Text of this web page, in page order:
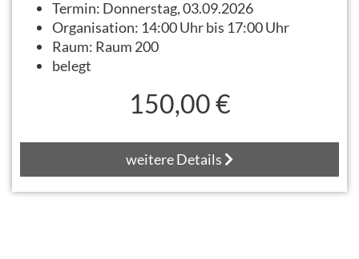
Termin: Donnerstag, 03.09.2026
Organisation: 14:00 Uhr bis 17:00 Uhr
Raum: Raum 200
belegt
150,00 €
weitere Details